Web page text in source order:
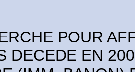
POUR
DECEDE EN